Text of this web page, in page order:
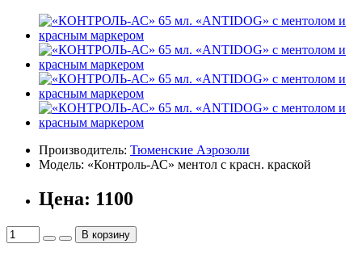
Производитель: Тюменские Аэрозоли
Модель: «Контроль-АС» ментол с красн. краской
Цена: 1100
В корзину